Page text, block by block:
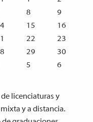
8
9
15
16
22
23
29
30
5 6
licenciaturas y
y a distancia.